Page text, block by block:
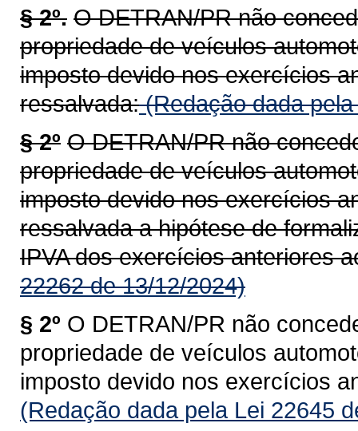
§ 2º. O DETRAN/PR não
propriedade de veículos
imposto devido nos exercícios
ressalvada:(Redação dada
§ 2º O DETRAN/PR não
propriedade de veículos
imposto devido nos exercícios
ressalvada a hipótese de
IPVA dos exercícios anteriores
22262 de 13/12/2024)
§ 2º O DETRAN/PR não
propriedade de veículos
imposto devido nos exercícios
(Redação dada pela Lei 22645